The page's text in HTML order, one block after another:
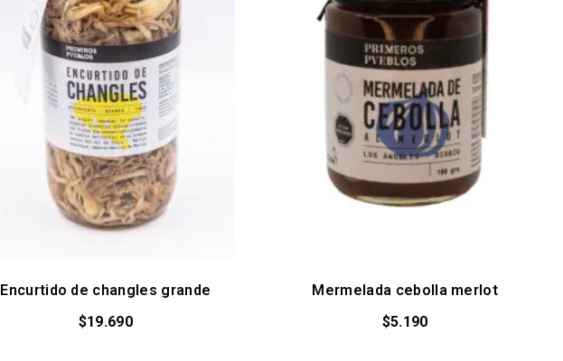
Encurtido de changles grande
$19.690
Mermelada cebolla merlot
$5.190